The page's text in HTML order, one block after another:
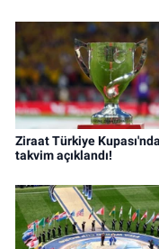
Ziraat Türkiye Kupası'nda
takvim açıklandı!